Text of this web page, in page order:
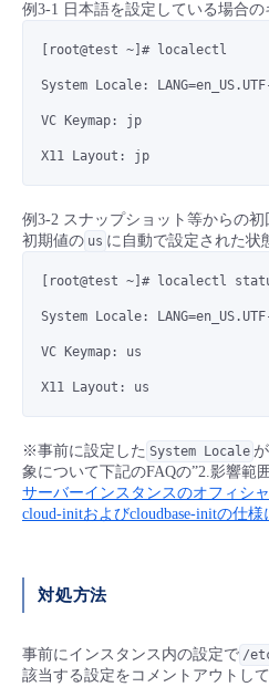
例3-1 日本語を設定している場合
[root@test ~]# localectl
System Locale:
VC Keymap: jp
X11 Layout: jp
例3-2 スナップショット等からの
初期値の us に自動で設定された状
[root@test ~]# localectl
System Locale:
VC Keymap: us
X11 Layout: us
※事前に設定した System Locale が
象について下記のFAQの”2.影響範
サーバーインスタンスのオフィシ
cloud-initおよびcloudbase-initの仕様
対処方法
事前にインスタンス内の設定で /
該当する設定をコメントアウトし